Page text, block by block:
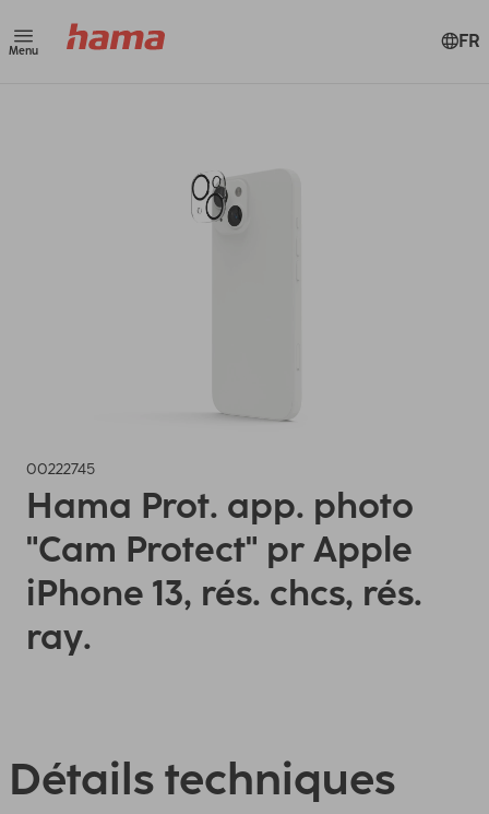
Menu FR
00222745
Hama Prot. app. photo
"Cam Protect" pr Apple
iPhone 13, rés. chcs, rés.
ray.
Détails techniques